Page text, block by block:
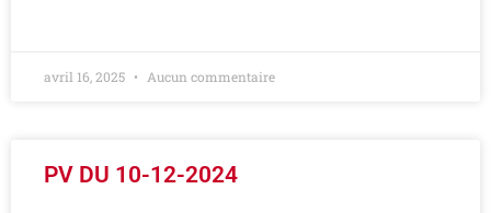
avril 16, 2025 Aucun commentaire
PV DU 10-12-2024